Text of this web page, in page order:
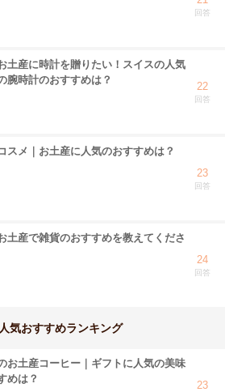
回答
土産に時計を贈りたい！スイスの人気
腕時計のおすすめは？
22
回答
スメ｜お土産に人気のおすすめは？
23
回答
土産で雑貨のおすすめを教えてくださ
24
回答
気おすすめランキング
お土産コーヒー｜ギフトに人気の美味
めは？
23